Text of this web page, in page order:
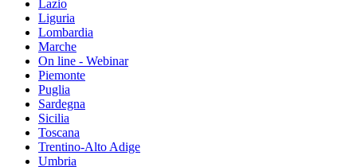
Lazio
Liguria
Lombardia
Marche
On line - Webinar
Piemonte
Puglia
Sardegna
Sicilia
Toscana
Trentino-Alto Adige
Umbria